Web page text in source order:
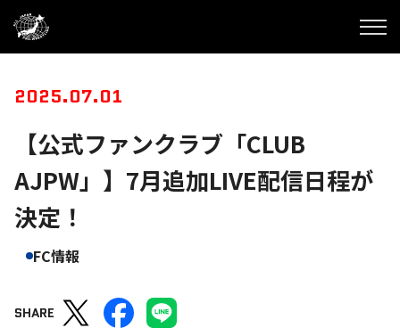
2025.07.01
【公式ファンクラブ「CLUB
AJPW」】7月追加LIVE配信日程が
決定！
FC情報
SHARE